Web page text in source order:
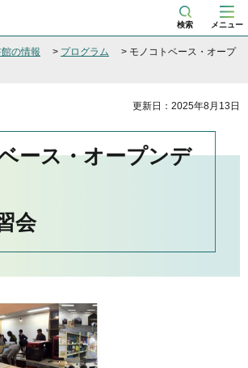
検索 メニュー
の情報 > プログラム
> モノコトベース・オープ
更新日：2025年8月13日
ース・オープンデ
会